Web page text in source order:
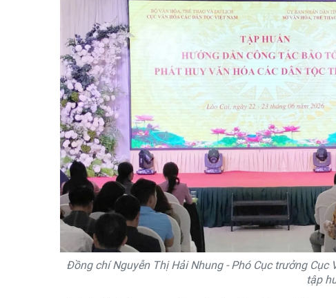
Đồng chí Nguyễn Thị Hải Nhung - Phó Cục trưởng
tập